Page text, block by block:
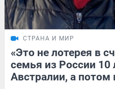
СТРАНА И МИР
«Это не лотерея в
семья из России 10
Австралии, а потом